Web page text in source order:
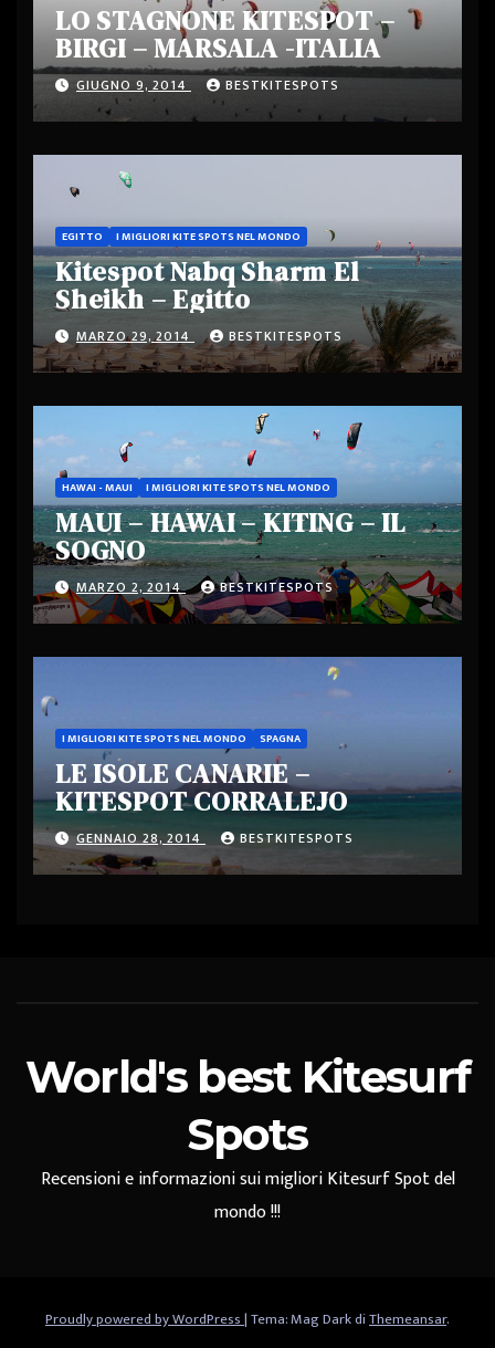
LO STAGNONE KITESPOT –
BIRGI – MARSALA -ITALIA
GIUGNO 9, 2014 BESTKITESPOTS
EGITTO I MIGLIORI KITE SPOTS NEL MONDO
Kitespot Nabq Sharm El
Sheikh – Egitto
MARZO 29, 2014 BESTKITESPOTS
HAWAI - MAUI I MIGLIORI KITE SPOTS NEL MONDO
MAUI – HAWAI – KITING – IL
SOGNO
MARZO 2, 2014 BESTKITESPOTS
I MIGLIORI KITE SPOTS NEL MONDO SPAGNA
LE ISOLE CANARIE –
KITESPOT CORRALEJO
GENNAIO 28, 2014 BESTKITESPOTS
World's best Kitesurf
Spots
Recensioni e informazioni sui migliori Kitesurf Spot del
mondo !!!
Proudly powered by WordPress|Tema: Mag Dark diThemeansar.